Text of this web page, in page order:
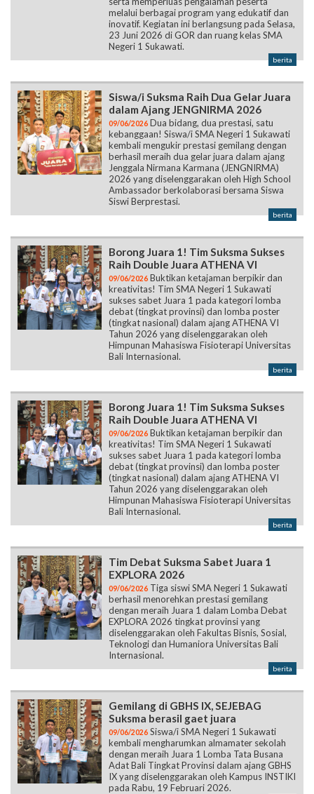
melalui berbagai program yang edukatif dan
inovatif. Kegiatan ini berlangsung pada Selasa,
23 Juni 2026 di GOR dan ruang kelas SMA
Negeri 1 Sukawati.
berita
Siswa/i Suksma Raih Dua Gelar Juara
dalam Ajang JENGNIRMA 2026
09/06/2026 Dua bidang, dua prestasi, satu
kebanggaan! Siswa/i SMA Negeri 1 Sukawati
kembali mengukir prestasi gemilang dengan
berhasil meraih dua gelar juara dalam ajang
Jenggala Nirmana Karmana (JENGNIRMA)
2026 yang diselenggarakan oleh High School
Ambassador berkolaborasi bersama Siswa
Siswi Berprestasi.
berita
Borong Juara 1! Tim Suksma Sukses
Raih Double Juara ATHENA VI
09/06/2026 Buktikan ketajaman berpikir dan
kreativitas! Tim SMA Negeri 1 Sukawati
sukses sabet Juara 1 pada kategori lomba
debat (tingkat provinsi) dan lomba poster
(tingkat nasional) dalam ajang ATHENA VI
Tahun 2026 yang diselenggarakan oleh
Himpunan Mahasiswa Fisioterapi Universitas
Bali Internasional.
berita
Borong Juara 1! Tim Suksma Sukses
Raih Double Juara ATHENA VI
09/06/2026 Buktikan ketajaman berpikir dan
kreativitas! Tim SMA Negeri 1 Sukawati
sukses sabet Juara 1 pada kategori lomba
debat (tingkat provinsi) dan lomba poster
(tingkat nasional) dalam ajang ATHENA VI
Tahun 2026 yang diselenggarakan oleh
Himpunan Mahasiswa Fisioterapi Universitas
Bali Internasional.
berita
Tim Debat Suksma Sabet Juara 1
EXPLORA 2026
09/06/2026 Tiga siswi SMA Negeri 1 Sukawati
berhasil menorehkan prestasi gemilang
dengan meraih Juara 1 dalam Lomba Debat
EXPLORA 2026 tingkat provinsi yang
diselenggarakan oleh Fakultas Bisnis, Sosial,
Teknologi dan Humaniora Universitas Bali
Internasional.
berita
Gemilang di GBHS IX, SEJEBAG
Suksma berasil gaet juara
09/06/2026 Siswa/i SMA Negeri 1 Sukawati
kembali mengharumkan almamater sekolah
dengan meraih Juara 1 Lomba Tata Busana
Adat Bali Tingkat Provinsi dalam ajang GBHS
IX yang diselenggarakan oleh Kampus INSTIKI
pada Rabu, 19 Februari 2026.